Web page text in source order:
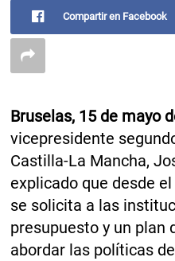
Compartir en Facebook
Bruselas, 15 de mayo
vicepresidente
Castilla-La Mancha,
explicado que desde
se solicita a las
presupuesto y un plan
abordar las políticas